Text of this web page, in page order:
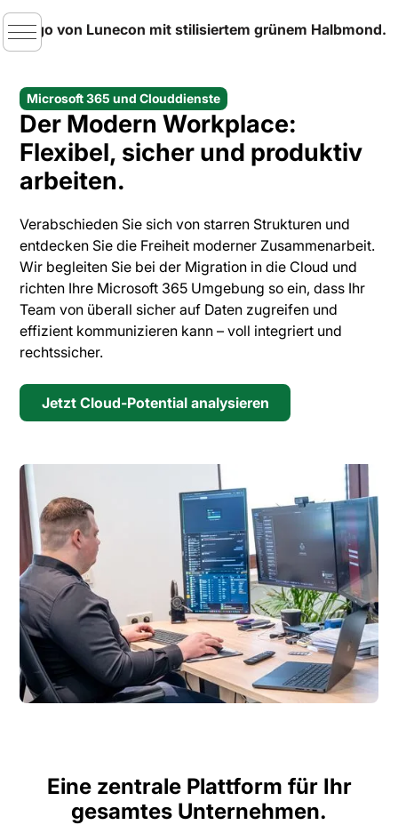
Microsoft 365 und Clouddienste
Der Modern Workplace:
Flexibel, sicher und produktiv
arbeiten.
Verabschieden Sie sich von starren Strukturen und
entdecken Sie die Freiheit moderner Zusammenarbeit.
Wir begleiten Sie bei der Migration in die Cloud und
richten Ihre Microsoft 365 Umgebung so ein, dass Ihr
Team von überall sicher auf Daten zugreifen und
effizient kommunizieren kann – voll integriert und
rechtssicher.
Jetzt Cloud-Potential analysieren
Eine zentrale Plattform für Ihr
gesamtes Unternehmen.